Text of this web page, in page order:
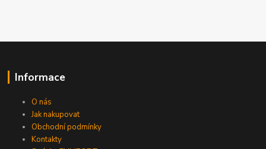
Informace
O nás
Jak nakupovat
Obchodní podmínky
Kontakty